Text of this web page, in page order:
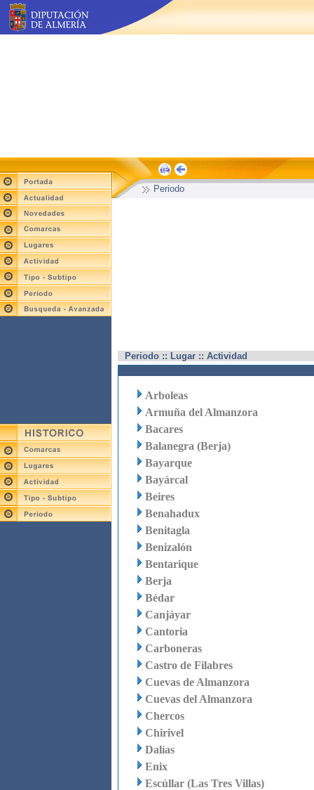
Periodo
Periodo :: Lugar :: Actividad
Arboleas
Armuña del Almanzora
Bacares
Balanegra (Berja)
Bayarque
Bayárcal
Beires
Benahadux
Benitagla
Benizalón
Bentarique
Berja
Bédar
Canjáyar
Cantoria
Carboneras
Castro de Filabres
Cuevas de Almanzora
Cuevas del Almanzora
Chercos
Chirivel
Dalías
Enix
Escúllar (Las Tres Villas)